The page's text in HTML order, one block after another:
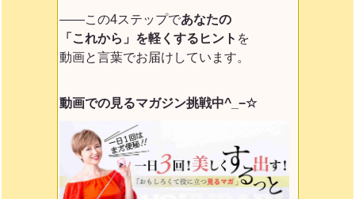
——この4ステップであなたの
「これから」を軽くするヒント を
動画と言葉でお届けしています。
動画での見るマガジン挑戦中^_−☆